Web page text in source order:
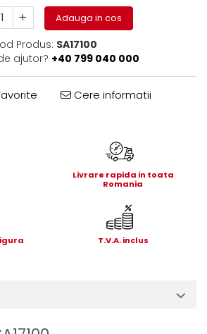
pompe
Adauga in cos
Produs: SA17100
ajutor? +40 799 040 000
Cere informatii
Livrare rapida in toata
Romania
T.V.A. inclus